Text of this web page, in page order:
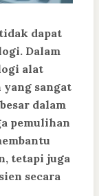
dapat
Dalam
alat
sangat
dalam
pemulihan
tetapi juga
secara